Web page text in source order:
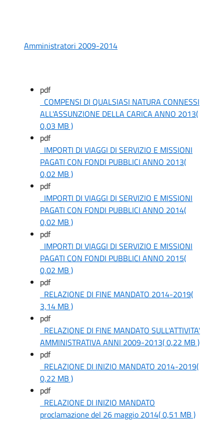
Amministratori 2009-2014
pdf
COMPENSI DI QUALSIASI NATURA CONNESSI
ALL'ASSUNZIONE DELLA CARICA ANNO 2013(
0,03 MB )
pdf
IMPORTI DI VIAGGI DI SERVIZIO E MISSIONI
PAGATI CON FONDI PUBBLICI ANNO 2013(
0,02 MB )
pdf
IMPORTI DI VIAGGI DI SERVIZIO E MISSIONI
PAGATI CON FONDI PUBBLICI ANNO 2014(
0,02 MB )
pdf
IMPORTI DI VIAGGI DI SERVIZIO E MISSIONI
PAGATI CON FONDI PUBBLICI ANNO 2015(
0,02 MB )
pdf
RELAZIONE DI FINE MANDATO 2014-2019(
3,14 MB )
pdf
RELAZIONE DI FINE MANDATO SULL'ATTIVITA'
AMMINISTRATIVA ANNI 2009-2013( 0,22 MB )
pdf
RELAZIONE DI INIZIO MANDATO 2014-2019(
0,22 MB )
pdf
RELAZIONE DI INIZIO MANDATO
proclamazione del 26 maggio 2014( 0,51 MB )